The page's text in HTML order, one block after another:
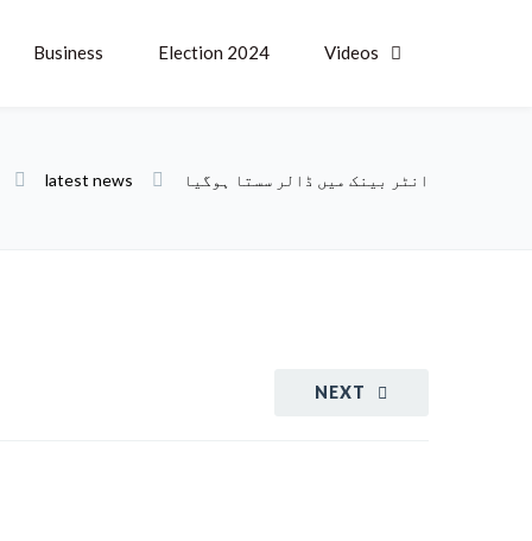
Business Election 2024 Videos
latest news انٹر بینک میں ڈالر سستا ہوگیا
NEXT